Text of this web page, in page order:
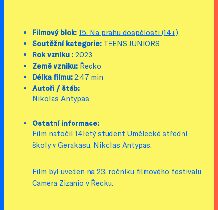
Filmový blok:15. Na prahu dospělosti (14+)
Soutěžní kategorie: TEENS JUNIORS
Rok vzniku : 2023
Země vzniku: Řecko
Délka filmu: 2:47 min
Autoři / štáb:
Nikolas Antypas
Ostatní informace:
Film natočil 14letý student Umělecké střední
školy v Gerakasu, Nikolas Antypas.
Film byl uveden na 23. ročníku filmového festivalu
Camera Zizanio v Řecku.